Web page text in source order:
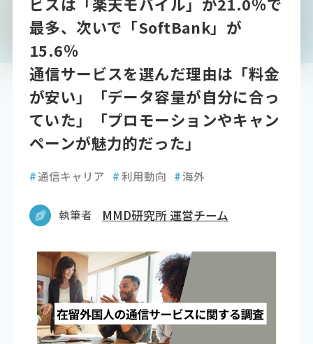
最多、次いで「SoftBank」が
15.6％
通信サービスを選んだ理由は「料金
が安い」「データ容量が自分に合っ
ていた」「プロモーションやキャン
ペーンが魅力的だった」
#通信キャリア #利用動向 #海外
執筆者 MMD研究所 運営チーム